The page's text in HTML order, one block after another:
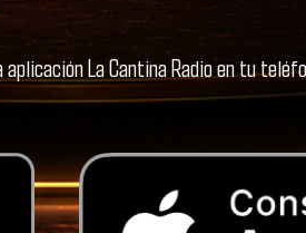
La Cantina Radio en tu